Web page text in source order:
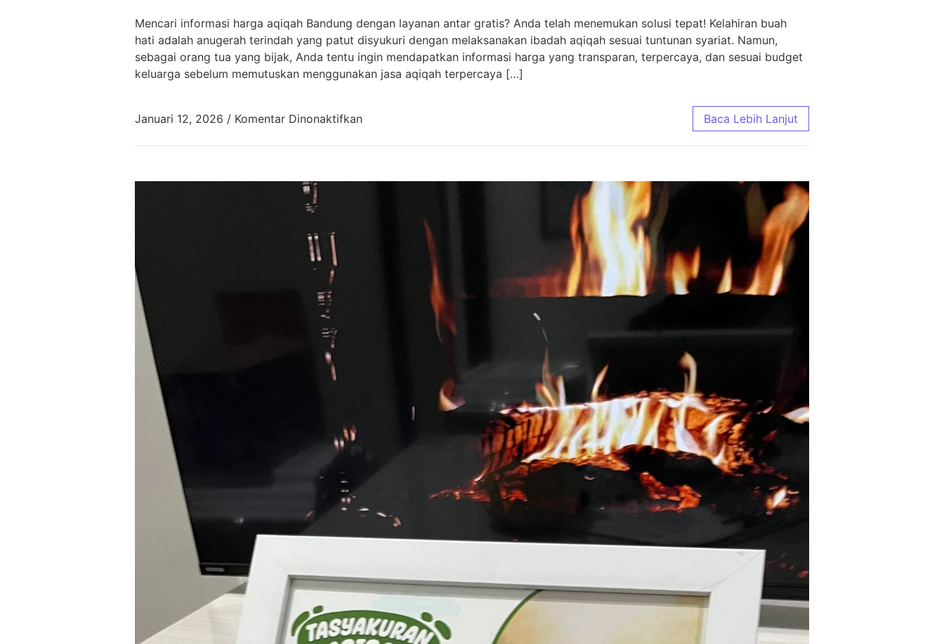
Mencari informasi harga aqiqah Bandung dengan layanan antar gratis? Anda telah menemukan solusi tepat! Kelahiran buah
hati adalah anugerah terindah yang patut disyukuri dengan melaksanakan ibadah aqiqah sesuai tuntunan syariat. Namun,
sebagai orang tua yang bijak, Anda tentu ingin mendapatkan informasi harga yang transparan, terpercaya, dan sesuai budget
keluarga sebelum memutuskan menggunakan jasa aqiqah terpercaya […]
Januari 12, 2026 / Komentar Dinonaktifkanpada Harga Aqiqah Bandung, Antar Gratis! Update Terlengkap 2026Baca Lebih Lanjut